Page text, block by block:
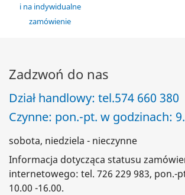
i na indywidualne
zamówienie
Zadzwoń do nas
Dział handlowy: tel.574 660 380
Czynne: pon.-pt. w godzinach:
sobota, niedziela - nieczynne
Informacja dotycząca statusu
internetowego: tel. 726 229 983, pon.-
10.00 -16.00.